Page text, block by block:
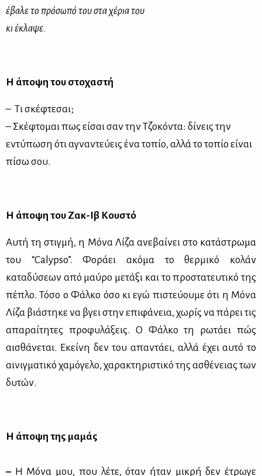
έβαλε το πρόσωπό του στα χέρια του
κι έκλαψε.
Η άποψη του στοχαστή
– Τι σκέφτεσαι;
– Σκέφτομαι πως είσαι σαν την Τζοκόντα: δίνεις την
εντύπωση ότι αγναντεύεις ένα τοπίο, αλλά το τοπίο είναι
πίσω σου.
Η άποψη του Ζακ-Ιβ Κουστό
Αυτή τη στιγμή, η Μόνα Λίζα ανεβαίνει στο κατάστρωμα
του “Calypso”. Φοράει ακόμα το θερμικό κολάν
καταδύσεων από μαύρο μετάξι και το προστατευτικό της
πέπλο. Τόσο ο Φάλκο όσο κι εγώ πιστεύουμε ότι η Μόνα
Λίζα βιάστηκε να βγει στην επιφάνεια, χωρίς να πάρει τις
απαραίτητες προφυλάξεις. Ο Φάλκο τη ρωτάει πώς
αισθάνεται. Εκείνη δεν του απαντάει, αλλά έχει αυτό το
αινιγματικό χαμόγελο, χαρακτηριστικό της ασθένειας των
δυτών.
Η άποψη της μαμάς
– Η Μόνα μου, που λέτε, όταν ήταν μικρή δεν έτρωγε